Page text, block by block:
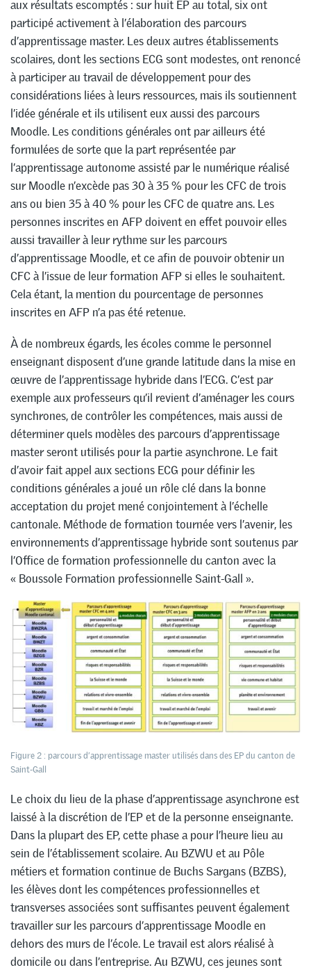
aux résultats escomptés : sur huit EP au total, six ont
participé activement à l’élaboration des parcours
d’apprentissage master. Les deux autres établissements
scolaires, dont les sections ECG sont modestes, ont renoncé
à participer au travail de développement pour des
considérations liées à leurs ressources, mais ils soutiennent
l’idée générale et ils utilisent eux aussi des parcours
Moodle. Les conditions générales ont par ailleurs été
formulées de sorte que la part représentée par
l’apprentissage autonome assisté par le numérique réalisé
sur Moodle n’excède pas 30 à 35 % pour les CFC de trois
ans ou bien 35 à 40 % pour les CFC de quatre ans. Les
personnes inscrites en AFP doivent en effet pouvoir elles
aussi travailler à leur rythme sur les parcours
d’apprentissage Moodle, et ce afin de pouvoir obtenir un
CFC à l’issue de leur formation AFP si elles le souhaitent.
Cela étant, la mention du pourcentage de personnes
inscrites en AFP n’a pas été retenue.
À de nombreux égards, les écoles comme le personnel
enseignant disposent d’une grande latitude dans la mise en
œuvre de l’apprentissage hybride dans l’ECG. C’est par
exemple aux professeurs qu’il revient d’aménager les cours
synchrones, de contrôler les compétences, mais aussi de
déterminer quels modèles des parcours d’apprentissage
master seront utilisés pour la partie asynchrone. Le fait
d’avoir fait appel aux sections ECG pour définir les
conditions générales a joué un rôle clé dans la bonne
acceptation du projet mené conjointement à l’échelle
cantonale. Méthode de formation tournée vers l’avenir, les
environnements d’apprentissage hybride sont soutenus par
l’Office de formation professionnelle du canton avec la
« Boussole Formation professionnelle Saint-Gall ».
Figure 2 : parcours d’apprentissage master utilisés dans des EP du canton de
Saint-Gall
Le choix du lieu de la phase d’apprentissage asynchrone est
laissé à la discrétion de l’EP et de la personne enseignante.
Dans la plupart des EP, cette phase a pour l’heure lieu au
sein de l’établissement scolaire. Au BZWU et au Pôle
métiers et formation continue de Buchs Sargans (BZBS),
les élèves dont les compétences professionnelles et
transverses associées sont suffisantes peuvent également
travailler sur les parcours d’apprentissage Moodle en
dehors des murs de l’école. Le travail est alors réalisé à
domicile ou dans l’entreprise. Au BZWU, ces jeunes sont